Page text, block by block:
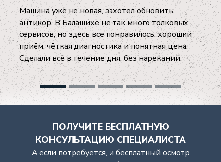
Машина уже не новая, захотел обновить
антикор. В Балашихе не так много толковых
сервисов, но здесь всё понравилось: хороший
приём, чёткая диагностика и понятная цена.
Сделали всё в течение дня, без нареканий.
ПОЛУЧИТЕ БЕСПЛАТНУЮ
КОНСУЛЬТАЦИЮ СПЕЦИАЛИСТА
А если потребуется, и бесплатный осмотр